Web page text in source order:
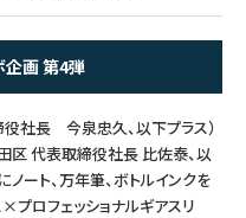
企画 第4弾
社長 今泉忠久、以下プラス）
区 代表取締役社長 比佐泰、以
ート、万年筆、ボトルインクを
×プロフェッショナルギアスリ